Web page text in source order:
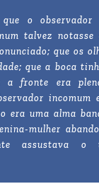
o observador
talvez
que os
que a boca
a fronte era
incomum
era uma alma
mulher
assustava o